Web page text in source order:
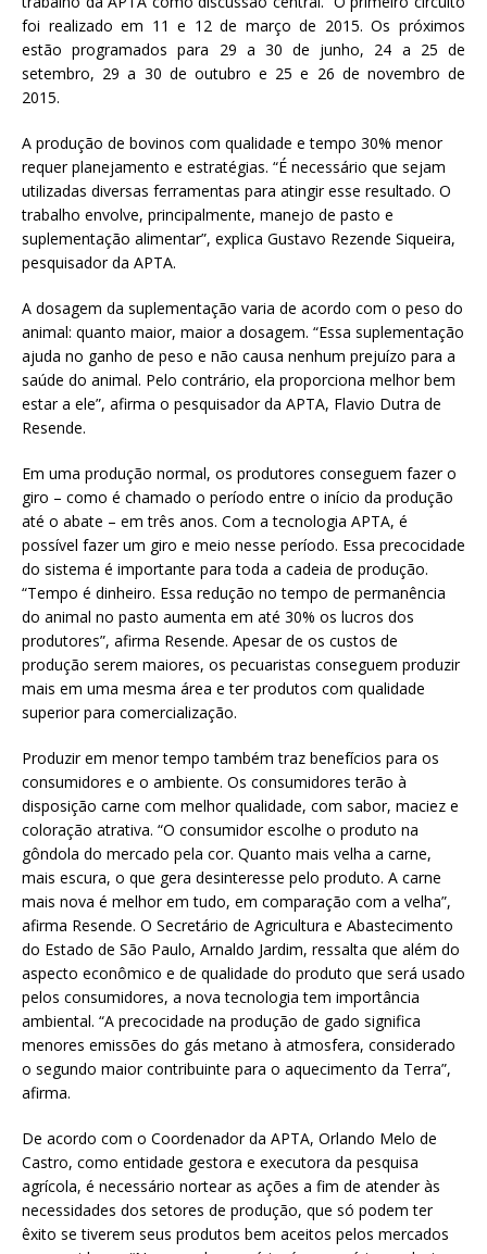
foi realizado em 11 e 12 de março de 2015. Os próximos
estão programados para 29 a 30 de junho, 24 a 25 de
setembro, 29 a 30 de outubro e 25 e 26 de novembro de
2015.
A produção de bovinos com qualidade e tempo 30% menor
requer planejamento e estratégias. “É necessário que sejam
utilizadas diversas ferramentas para atingir esse resultado. O
trabalho envolve, principalmente, manejo de pasto e
suplementação alimentar”, explica Gustavo Rezende Siqueira,
pesquisador da APTA.
A dosagem da suplementação varia de acordo com o peso do
animal: quanto maior, maior a dosagem. “Essa suplementação
ajuda no ganho de peso e não causa nenhum prejuízo para a
saúde do animal. Pelo contrário, ela proporciona melhor bem
estar a ele”, afirma o pesquisador da APTA, Flavio Dutra de
Resende.
Em uma produção normal, os produtores conseguem fazer o
giro – como é chamado o período entre o início da produção
até o abate – em três anos. Com a tecnologia APTA, é
possível fazer um giro e meio nesse período. Essa precocidade
do sistema é importante para toda a cadeia de produção.
“Tempo é dinheiro. Essa redução no tempo de permanência
do animal no pasto aumenta em até 30% os lucros dos
produtores”, afirma Resende. Apesar de os custos de
produção serem maiores, os pecuaristas conseguem produzir
mais em uma mesma área e ter produtos com qualidade
superior para comercialização.
Produzir em menor tempo também traz benefícios para os
consumidores e o ambiente. Os consumidores terão à
disposição carne com melhor qualidade, com sabor, maciez e
coloração atrativa. “O consumidor escolhe o produto na
gôndola do mercado pela cor. Quanto mais velha a carne,
mais escura, o que gera desinteresse pelo produto. A carne
mais nova é melhor em tudo, em comparação com a velha”,
afirma Resende. O Secretário de Agricultura e Abastecimento
do Estado de São Paulo, Arnaldo Jardim, ressalta que além do
aspecto econômico e de qualidade do produto que será usado
pelos consumidores, a nova tecnologia tem importância
ambiental. “A precocidade na produção de gado significa
menores emissões do gás metano à atmosfera, considerado
o segundo maior contribuinte para o aquecimento da Terra”,
afirma.
De acordo com o Coordenador da APTA, Orlando Melo de
Castro, como entidade gestora e executora da pesquisa
agrícola, é necessário nortear as ações a fim de atender às
necessidades dos setores de produção, que só podem ter
êxito se tiverem seus produtos bem aceitos pelos mercados